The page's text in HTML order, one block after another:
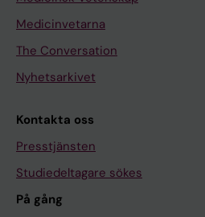
Medicinvetarna
The Conversation
Nyhetsarkivet
Kontakta oss
Presstjänsten
Studiedeltagare sökes
På gång